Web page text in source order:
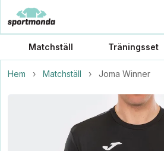
Matchställ Träningsset
Hem › Matchställ › Joma Winner